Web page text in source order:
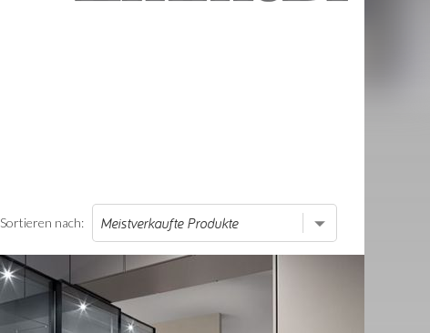
Sortieren nach: